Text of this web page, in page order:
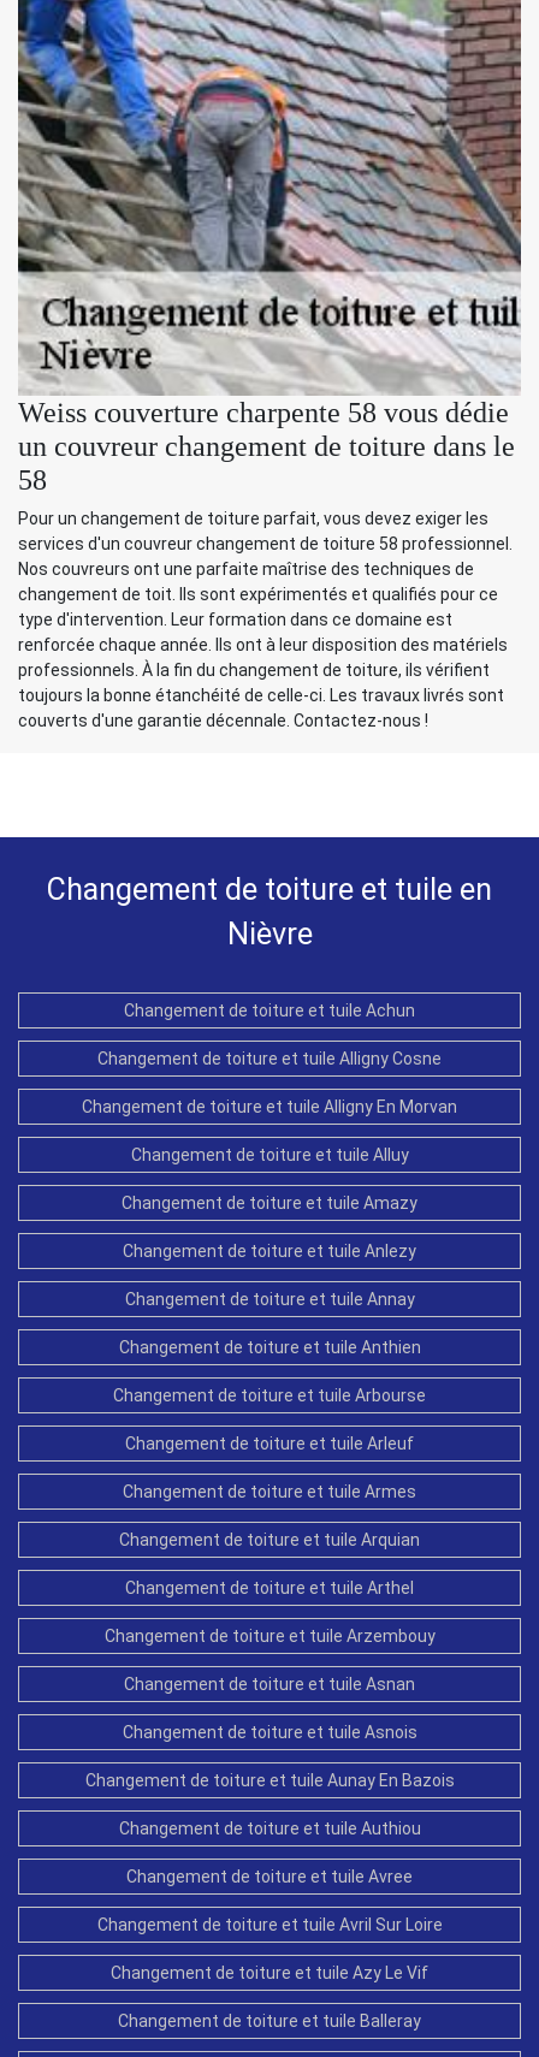
Weiss couverture charpente 58 vous dédie
un couvreur changement de toiture dans le
58
Pour un changement de toiture parfait, vous devez exiger les
services d'un couvreur changement de toiture 58 professionnel.
Nos couvreurs ont une parfaite maîtrise des techniques de
changement de toit. Ils sont expérimentés et qualifiés pour ce
type d'intervention. Leur formation dans ce domaine est
renforcée chaque année. Ils ont à leur disposition des matériels
professionnels. À la fin du changement de toiture, ils vérifient
toujours la bonne étanchéité de celle-ci. Les travaux livrés sont
couverts d'une garantie décennale. Contactez-nous !
Changement de toiture et tuile en
Nièvre
Changement de toiture et tuile Achun
Changement de toiture et tuile Alligny Cosne
Changement de toiture et tuile Alligny En Morvan
Changement de toiture et tuile Alluy
Changement de toiture et tuile Amazy
Changement de toiture et tuile Anlezy
Changement de toiture et tuile Annay
Changement de toiture et tuile Anthien
Changement de toiture et tuile Arbourse
Changement de toiture et tuile Arleuf
Changement de toiture et tuile Armes
Changement de toiture et tuile Arquian
Changement de toiture et tuile Arthel
Changement de toiture et tuile Arzembouy
Changement de toiture et tuile Asnan
Changement de toiture et tuile Asnois
Changement de toiture et tuile Aunay En Bazois
Changement de toiture et tuile Authiou
Changement de toiture et tuile Avree
Changement de toiture et tuile Avril Sur Loire
Changement de toiture et tuile Azy Le Vif
Changement de toiture et tuile Balleray